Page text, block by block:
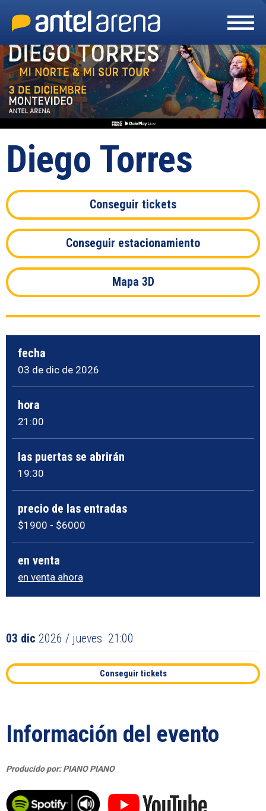
content
Buy
Tickets
Search
Diego Torres
Conseguir tickets
Conseguir estacionamiento
Mapa 3D
fecha
03 de dic de 2026
hora
21:00
las puertas se abrirán
19:30
precio de las entradas
$1900 - $6000
en venta
en venta ahora
03 dic 2026 / jueves 21:00
Conseguir tickets
Información del evento
Producido por: PIANO PIANO